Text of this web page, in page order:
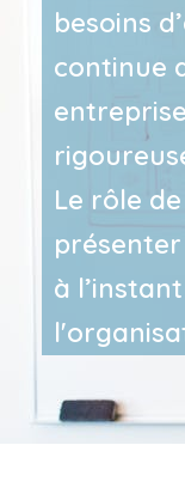
besoins
continue
Le rôle
à